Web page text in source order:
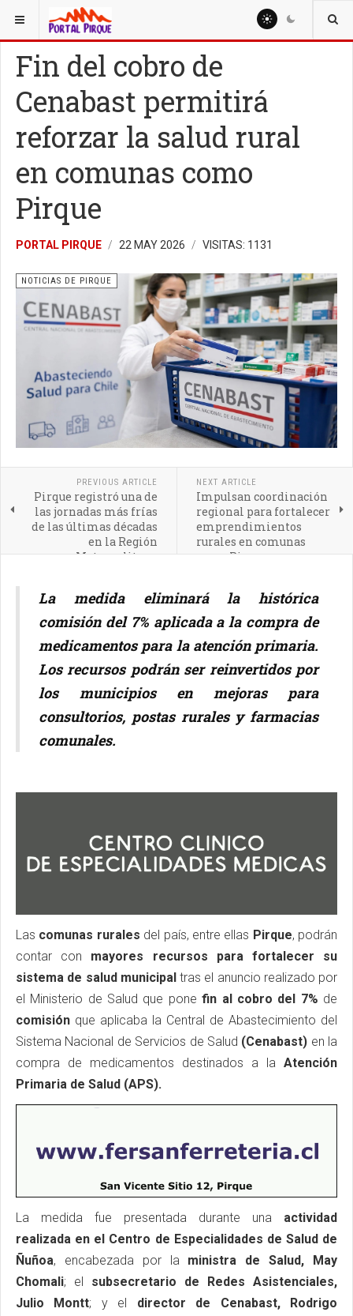
ESTÁ AQUÍ: NOTICIAS
Fin del cobro de
Cenabast permitirá
reforzar la salud rural
en comunas como
Pirque
PORTAL PIRQUE 22 MAY 2026 VISITAS: 1131
NOTICIAS DE PIRQUE
PREVIOUS ARTICLE
Pirque registró una de
las jornadas más frías
de las últimas décadas
en la Región
Metropolitana
NEXT ARTICLE
Impulsan coordinación
regional para fortalecer
emprendimientos
rurales en comunas
como Pirque
La medida eliminará la histórica
comisión del 7% aplicada a la compra de
medicamentos para la atención primaria.
Los recursos podrán ser reinvertidos por
los municipios en mejoras para
consultorios, postas rurales y farmacias
comunales.
Las comunas rurales del país, entre ellas Pirque, podrán
contar con mayores recursos para fortalecer su
sistema de salud municipal tras el anuncio realizado por
el Ministerio de Salud que ponefin al cobro del 7% de
comisión que aplicaba la Central de Abastecimiento del
Sistema Nacional de Servicios de Salud (Cenabast) en la
compra de medicamentos destinados a la Atención
Primaria de Salud (APS).
La medida fue presentada durante una actividad
realizada en el Centro de Especialidades de Salud de
Ñuñoa, encabezada por la ministra de Salud, May
Chomali; el subsecretario de Redes Asistenciales,
Julio Montt; y el director de Cenabast, Rodrigo